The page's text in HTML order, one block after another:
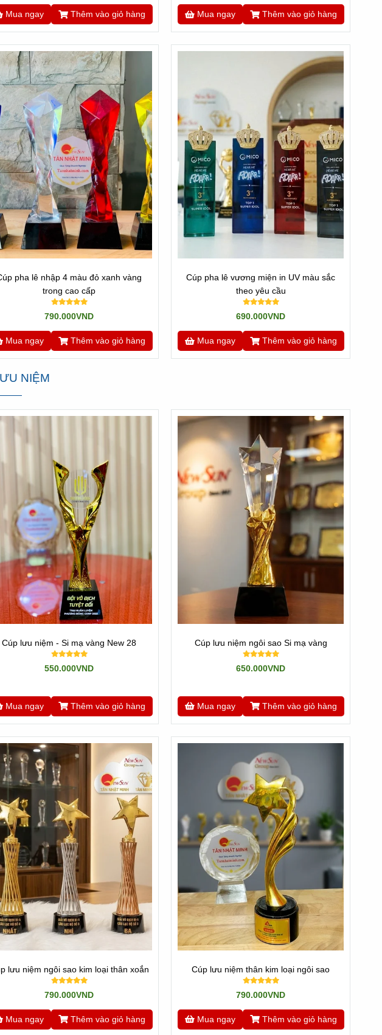
Mua ngay Thêm vào giỏ hàng Mua ngay Thêm vào giỏ hàng
pha lê nhập 4 màu đỏ xanh vàng
trong cao cấp
790.000VND
Mua ngay Thêm vào giỏ hàng
Cúp pha lê vương miện in UV màu sắc
theo yêu cầu
690.000VND
Mua ngay Thêm vào giỏ hàng
NIỆM
Cúp lưu niệm - Si mạ vàng New 28
550.000VND
Mua ngay Thêm vào giỏ hàng
Cúp lưu niệm ngôi sao Si mạ vàng
650.000VND
Mua ngay Thêm vào giỏ hàng
lưu niệm ngôi sao kim loại thân xoắn
790.000VND
Mua ngay Thêm vào giỏ hàng
Cúp lưu niệm thân kim loại ngôi sao
790.000VND
Mua ngay Thêm vào giỏ hàng